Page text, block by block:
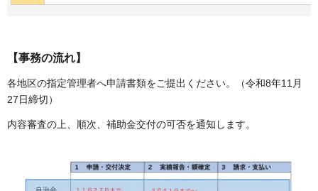
【事務の流れ】
各地区の指定管理者へ申請書類をご提出ください。（令和8年11月
27日締切）
内容審査の上、順次、補助金交付の可否を通知します。